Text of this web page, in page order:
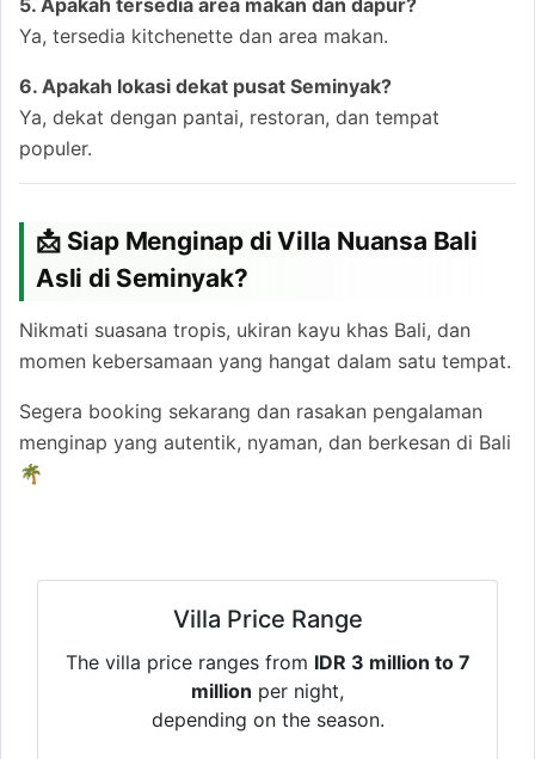
5. Apakah tersedia area makan dan dapur?
Ya, tersedia kitchenette dan area makan.
6. Apakah lokasi dekat pusat Seminyak?
Ya, dekat dengan pantai, restoran, dan tempat
populer.
📩 Siap Menginap di Villa Nuansa Bali
Asli di Seminyak?
Nikmati suasana tropis, ukiran kayu khas Bali, dan
momen kebersamaan yang hangat dalam satu tempat.
Segera booking sekarang dan rasakan pengalaman
menginap yang autentik, nyaman, dan berkesan di Bali
🌴
Villa Price Range
The villa price ranges from IDR 3 million to 7
million per night,
depending on the season.